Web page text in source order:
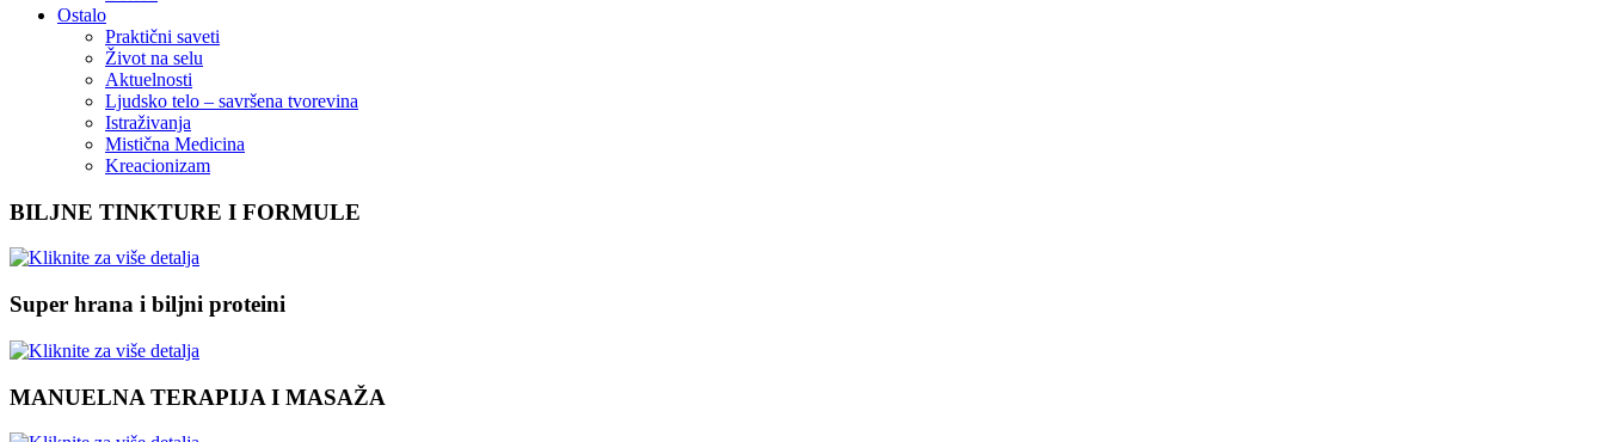
Ostalo
Praktični saveti
Život na selu
Aktuelnosti
Ljudsko telo – savršena tvorevina
Istraživanja
Mistična Medicina
Kreacionizam
BILJNE TINKTURE I FORMULE
Super hrana i biljni proteini
MANUELNA TERAPIJA I MASAŽA